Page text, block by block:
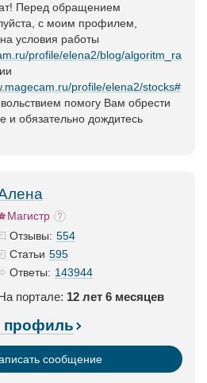
Перед обращением
с моим профилем,
условия работы
profile/elena2/blog/algoritm_ra
profile/elena2/stocks#
помогу Вам обрести
и обязательно дождитесь
Магистр
Отзывы: 554
Статьи 595
Ответы: 143944
портале: 12 лет 6 месяцев
профиль
сообщение